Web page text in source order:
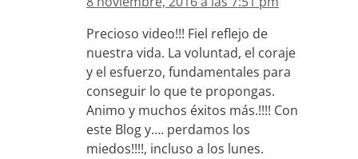
Precioso video!!! Fiel reflejo de
nuestra vida. La voluntad, el coraje
y el esfuerzo, fundamentales para
conseguir lo que te propongas.
Animo y muchos éxitos más.!!!! Con
este Blog y…. perdamos los
miedos!!!!, incluso a los lunes.